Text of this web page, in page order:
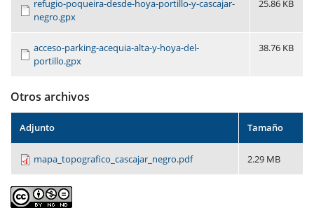
refugio-poqueira-desde-hoya-portillo-y-cascajar-
negro.gpx
25.86 KB
acceso-parking-acequia-alta-y-hoya-del-
portillo.gpx
38.76 KB
Otros archivos
Adjunto Tamaño
mapa_topografico_cascajar_negro.pdf 2.29 MB